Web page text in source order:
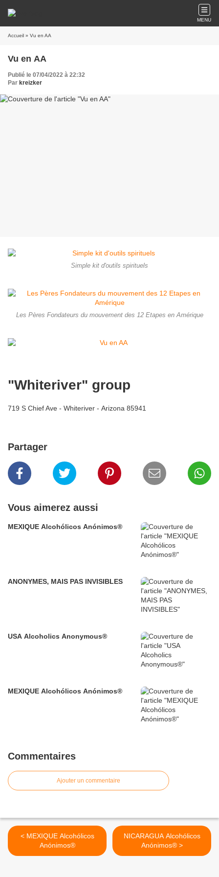
MENU
Accueil » Vu en AA
Vu en AA
Publié le 07/04/2022 à 22:32
Par kreizker
Simple kit d'outils spirituels
Les Pères Fondateurs du mouvement des 12 Etapes en Amérique
"Whiteriver" group
719 S Chief Ave - Whiteriver - Arizona 85941
Partager
Vous aimerez aussi
MEXIQUE Alcohólicos Anónimos®
ANONYMES, MAIS PAS INVISIBLES
USA Alcoholics Anonymous®
MEXIQUE Alcohólicos Anónimos®
Commentaires
Ajouter un commentaire
< MEXIQUE Alcohólicos
Anónimos®
NICARAGUA Alcohólicos
Anónimos® >